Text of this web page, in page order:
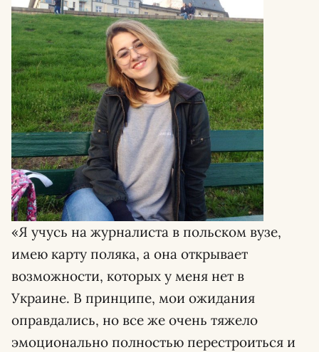
«Я учусь на журналиста в польском вузе,
имею карту поляка, а она открывает
возможности, которых у меня нет в
Украине. В принципе, мои ожидания
оправдались, но все же очень тяжело
эмоционально полностью перестроиться и